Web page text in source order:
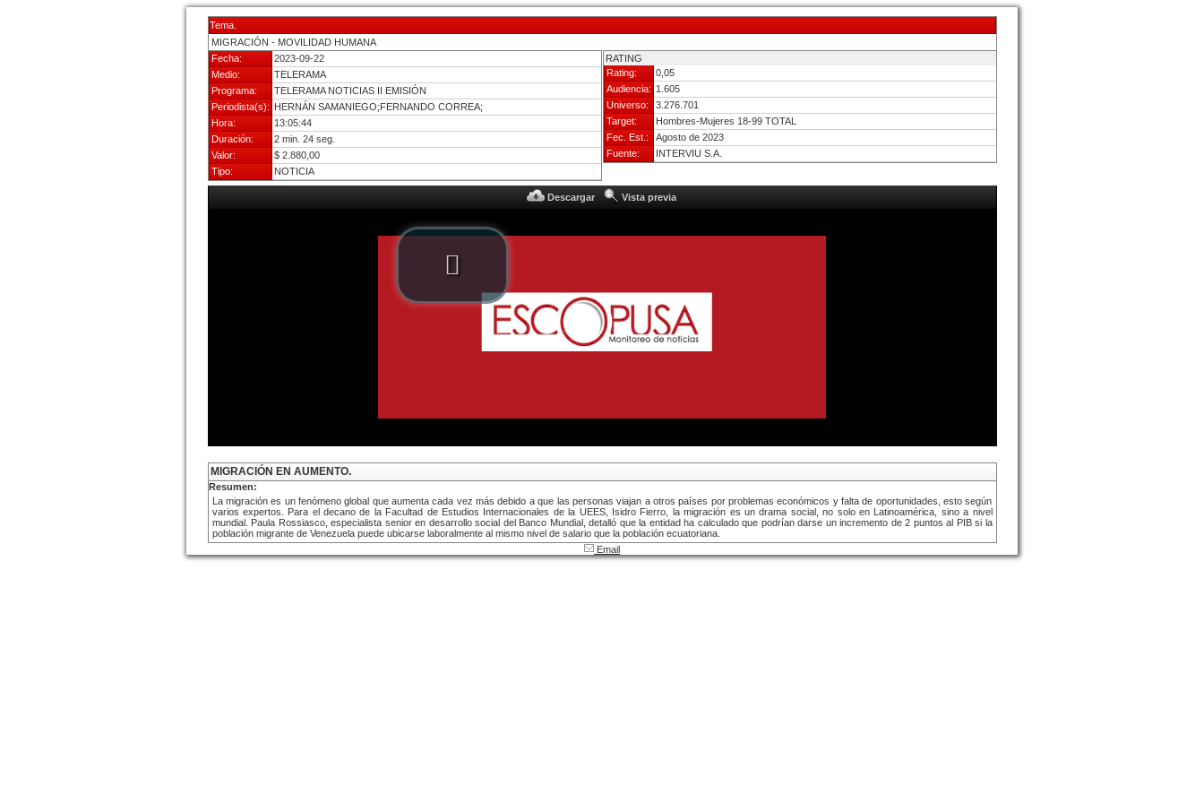
Tema.
MIGRACIÓN - MOVILIDAD HUMANA
Fecha:
2023-09-22
Medio:
TELERAMA
Programa:
TELERAMA NOTICIAS II EMISIÓN
Periodista(s): HERNÁN SAMANIEGO;FERNANDO CORREA;
Hora:
13:05:44
Duración:
2 min. 24 seg.
Valor:
$ 2.880,00
Tipo:
NOTICIA
RATING
Rating:
0,05
Audiencia: 1.605
Universo:
3.276.701
Target:
Hombres-Mujeres 18-99 TOTAL
Fec. Est.:
Agosto de 2023
Fuente:
INTERVIU S.A.
Descargar Vista previa
MIGRACIÓN EN AUMENTO.
Resumen:
La migración es un fenómeno global que aumenta cada vez más debido a que las personas viajan a otros países por problemas económicos y falta de oportunidades, esto según
varios expertos. Para el decano de la Facultad de Estudios Internacionales de la UEES, Isidro Fierro, la migración es un drama social, no solo en Latinoamérica, sino a nivel
mundial. Paula Rossiasco, especialista senior en desarrollo social del Banco Mundial, detalló que la entidad ha calculado que podrían darse un incremento de 2 puntos al PIB si la
población migrante de Venezuela puede ubicarse laboralmente al mismo nivel de salario que la población ecuatoriana.
Email